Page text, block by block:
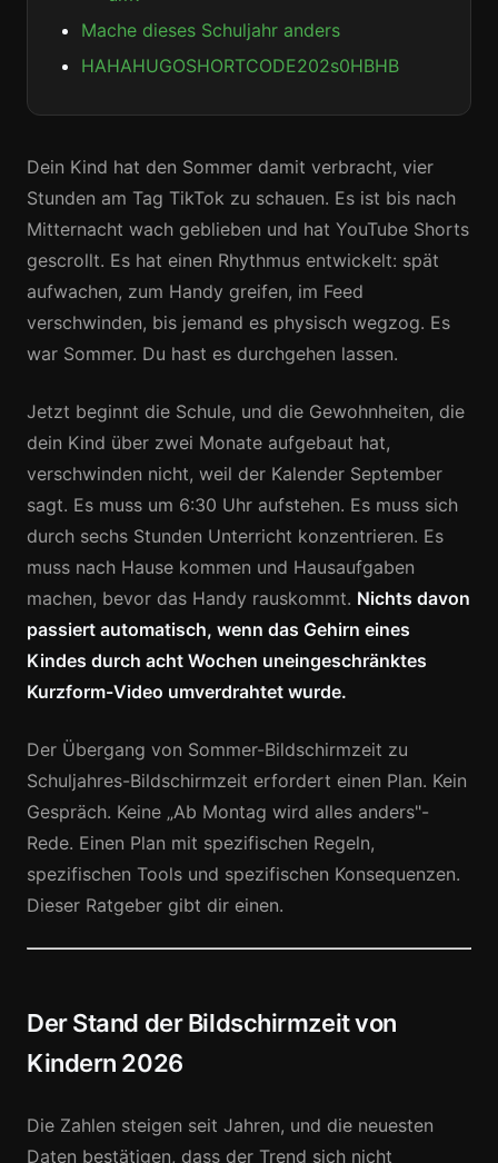
Mache dieses Schuljahr anders
HAHAHUGOSHORTCODE202s0HBHB
Dein Kind hat den Sommer damit verbracht, vier
Stunden am Tag TikTok zu schauen. Es ist bis nach
Mitternacht wach geblieben und hat YouTube Shorts
gescrollt. Es hat einen Rhythmus entwickelt: spät
aufwachen, zum Handy greifen, im Feed
verschwinden, bis jemand es physisch wegzog. Es
war Sommer. Du hast es durchgehen lassen.
Jetzt beginnt die Schule, und die Gewohnheiten, die
dein Kind über zwei Monate aufgebaut hat,
verschwinden nicht, weil der Kalender September
sagt. Es muss um 6:30 Uhr aufstehen. Es muss sich
durch sechs Stunden Unterricht konzentrieren. Es
muss nach Hause kommen und Hausaufgaben
machen, bevor das Handy rauskommt. Nichts davon
passiert automatisch, wenn das Gehirn eines
Kindes durch acht Wochen uneingeschränktes
Kurzform-Video umverdrahtet wurde.
Der Übergang von Sommer-Bildschirmzeit zu
Schuljahres-Bildschirmzeit erfordert einen Plan. Kein
Gespräch. Keine „Ab Montag wird alles anders"-
Rede. Einen Plan mit spezifischen Regeln,
spezifischen Tools und spezifischen Konsequenzen.
Dieser Ratgeber gibt dir einen.
Der Stand der Bildschirmzeit von
Kindern 2026
Die Zahlen steigen seit Jahren, und die neuesten
Daten bestätigen, dass der Trend sich nicht